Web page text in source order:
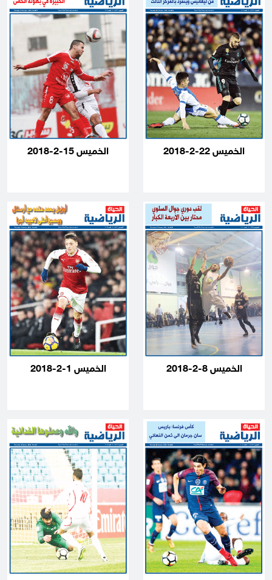
الخميس 22-2-2018 الخميس 15-2-2018
الخميس 8-2-2018 الخميس 1-2-2018